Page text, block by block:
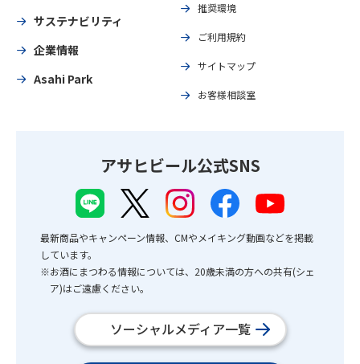
サステナビリティ
企業情報
Asahi Park
推奨環境
ご利用規約
サイトマップ
お客様相談室
アサヒビール公式SNS
最新商品やキャンペーン情報、CMやメイキング動画などを掲載
しています。
※お酒にまつわる情報については、20歳未満の方への共有(シェ
ア)はご遠慮ください。
ソーシャルメディア一覧